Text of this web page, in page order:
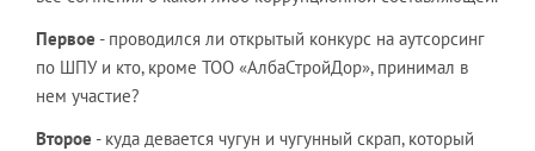
Первое - проводился ли открытый конкурс на аутсорсинг
по ШПУ и кто, кроме ТОО «АлбаСтройДор», принимал в
нем участие?
Второе - куда девается чугун и чугунный скрап, который